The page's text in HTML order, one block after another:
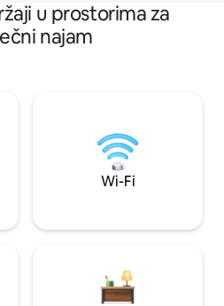
u prostorima za
najam
Wi-Fi